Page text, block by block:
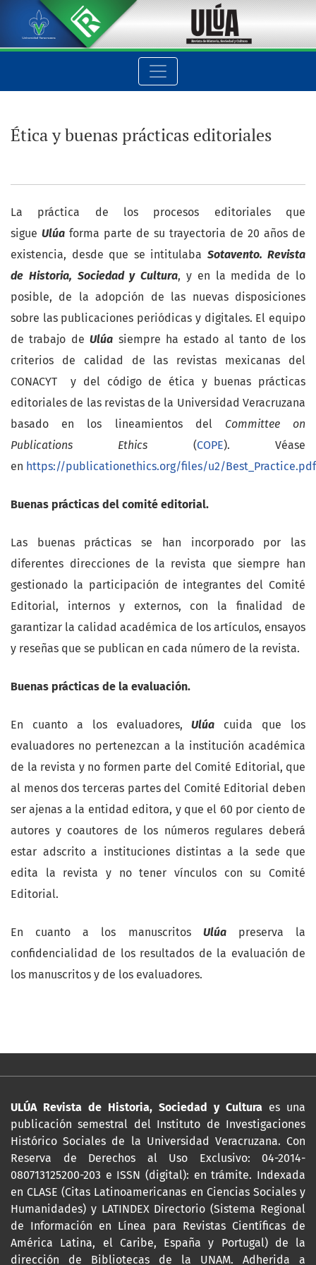
Ética y buenas prácticas editoriales
Ética y buenas prácticas editoriales
La práctica de los procesos editoriales que
sigue Ulúa forma parte de su trayectoria de 20 años de
existencia, desde que se intitulaba Sotavento. Revista
de Historia, Sociedad y Cultura, y en la medida de lo
posible, de la adopción de las nuevas disposiciones
sobre las publicaciones periódicas y digitales. El equipo
de trabajo deUlúa siempre ha estado al tanto de los
criterios de calidad de las revistas mexicanas del
CONACYT y del código de ética y buenas prácticas
editoriales de las revistas de la Universidad Veracruzana
basado en los lineamientos del Committee on
Publications Ethics (COPE). Véase
en https://publicationethics.org/files/u2/Best_Practice.pdf
Buenas prácticas del comité editorial.
Las buenas prácticas se han incorporado por las
diferentes direcciones de la revista que siempre han
gestionado la participación de integrantes del Comité
Editorial, internos y externos, con la finalidad de
garantizar la calidad académica de los artículos, ensayos
y reseñas que se publican en cada número de la revista.
Buenas prácticas de la evaluación.
En cuanto a los evaluadores,Ulúa cuida que los
evaluadores no pertenezcan a la institución académica
de la revista y no formen parte del Comité Editorial, que
al menos dos terceras partes del Comité Editorial deben
ser ajenas a la entidad editora, y que el 60 por ciento de
autores y coautores de los números regulares deberá
estar adscrito a instituciones distintas a la sede que
edita la revista y no tener vínculos con su Comité
Editorial.
En cuanto a los manuscritos Ulúapreserva la
confidencialidad de los resultados de la evaluación de
los manuscritos y de los evaluadores.
ULÚA Revista de Historia, Sociedad y Cultura es una
publicación semestral del Instituto de Investigaciones
Histórico Sociales de la Universidad Veracruzana. Con
Reserva de Derechos al Uso Exclusivo: 04-2014-
080713125200-203 e ISSN (digital): en trámite. Indexada
en CLASE (Citas Latinoamericanas en Ciencias Sociales y
Humanidades) y LATINDEX Directorio (Sistema Regional
de Información en Línea para Revistas Científicas de
América Latina, el Caribe, España y Portugal) de la
dirección de Bibliotecas de la UNAM. Adherida a